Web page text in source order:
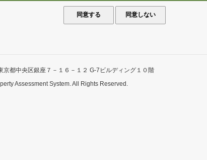
京都中央区銀座７－１６－１２ G-7ビルディング１０階
Assessment System. All Rights Reserved.